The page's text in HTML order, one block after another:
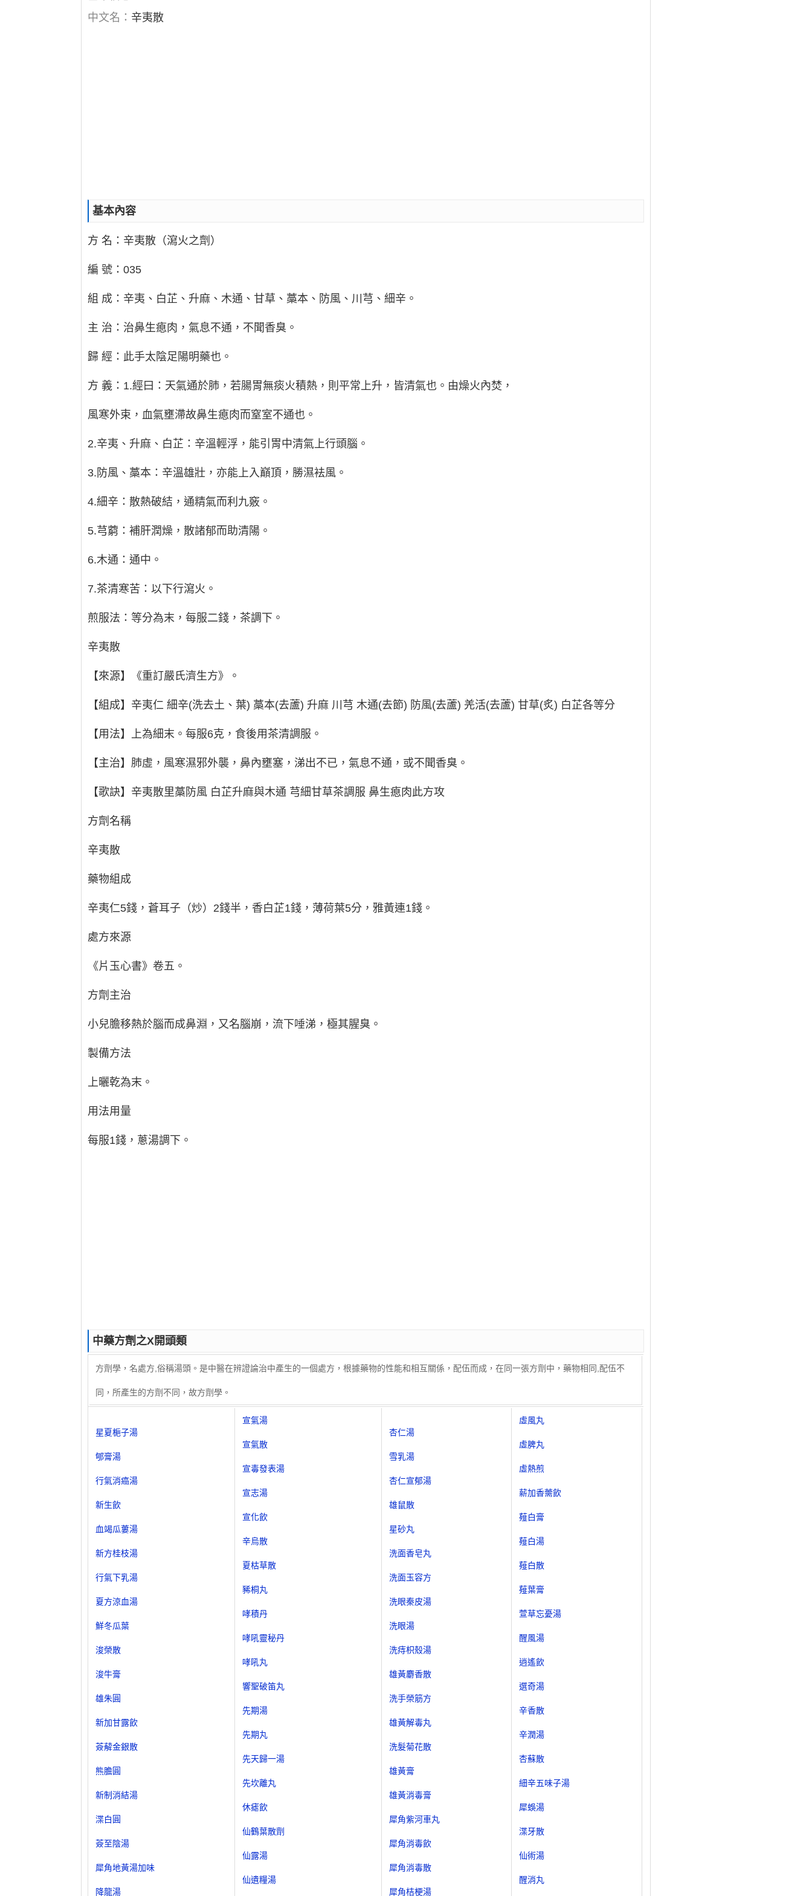
中文名： 辛夷散
基本內容
方 名：辛夷散（瀉火之劑）
編 號：035
組 成：辛夷、白芷、升麻、木通、甘草、藁本、防風、川芎、細辛。
主 治：治鼻生瘜肉，氣息不通，不聞香臭。
歸 經：此手太陰足陽明藥也。
方 義：1.經曰：天氣通於肺，若腸胃無痰火積熱，則平常上升，皆清氣也。由燥火內焚，
風寒外束，血氣壅滯故鼻生瘜肉而窒室不通也。
2.辛夷、升麻、白芷：辛溫輕浮，能引胃中清氣上行頭腦。
3.防風、藁本：辛溫雄壯，亦能上入巔頂，勝濕袪風。
4.細辛：散熱破結，通精氣而利九竅。
5.芎藭：補肝潤燥，散諸郁而助清陽。
6.木通：通中。
7.茶清寒苦：以下行瀉火。
煎服法：等分為末，每服二錢，茶調下。
辛夷散
【來源】《重訂嚴氏濟生方》。
【組成】辛夷仁 細辛(洗去土、葉) 藁本(去蘆) 升麻 川芎 木通(去節) 防風(去蘆) 羌活(去蘆) 甘草(炙) 白芷各等分
【用法】上為細末。每服6克，食後用茶清調服。
【主治】肺虛，風寒濕邪外襲，鼻內壅塞，涕出不已，氣息不通，或不聞香臭。
【歌訣】辛夷散里藁防風 白芷升麻與木通 芎細甘草茶調服 鼻生瘜肉此方攻
方劑名稱
辛夷散
藥物組成
辛夷仁5錢，蒼耳子（炒）2錢半，香白芷1錢，薄荷葉5分，雅黃連1錢。
處方來源
《片玉心書》卷五。
方劑主治
小兒膽移熱於腦而成鼻淵，又名腦崩，流下唾涕，極其腥臭。
製備方法
上曬乾為末。
用法用量
每服1錢，蔥湯調下。
中藥方劑之X開頭類
方劑學，名處方,俗稱湯頭。是中醫在辨證論治中產生的一個處方，根據藥物的性能和相互關係，配伍而成，在同一張方劑中，藥物相同,配伍不
同，所產生的方劑不同，故方劑學。
星夏梔子湯
郇膏湯
行氣消癌湯
新生飲
血竭瓜蔞湯
新方桂枝湯
行氣下乳湯
夏方涼血湯
鮮冬瓜葉
浚榮散
浚牛膏
雄朱圓
新加甘露飲
薟薢金銀散
熊膽圓
新制消結湯
渫白圓
薟至陰湯
犀角地黃湯加味
降龍湯
宣氣湯
宣氣散
宣毒發表湯
宣志湯
宣化飲
辛烏散
夏枯草散
豨桐丸
哮積丹
哮吼靈秘丹
哮吼丸
響聖破笛丸
先期湯
先期丸
先天歸一湯
先坎離丸
休瘧飲
仙鶴葉散劑
仙露湯
仙遺糧湯
杏仁湯
雪乳湯
杏仁宣郁湯
雄鼠散
星砂丸
洗面香皂丸
洗面玉容方
洗眼秦皮湯
洗眼湯
洗痔枳殼湯
雄黃麝香散
洗手榮筋方
雄黃解毒丸
洗髮菊花散
雄黃膏
雄黃消毒膏
犀角紫河車丸
犀角消毒飲
犀角消毒散
犀角桔梗湯
虛風丸
虛脾丸
虛熱煎
薪加香薷飲
薤白膏
薤白湯
薤白散
薤葉膏
萱草忘憂湯
醒風湯
逍遙飲
選奇湯
辛香散
辛潤湯
杏蘇散
細辛五味子湯
犀蜈湯
渫牙散
仙術湯
醒消丸